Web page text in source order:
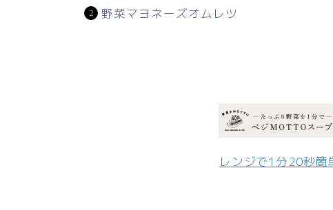
野菜マヨネーズオムレツ
レンジで1分20秒簡